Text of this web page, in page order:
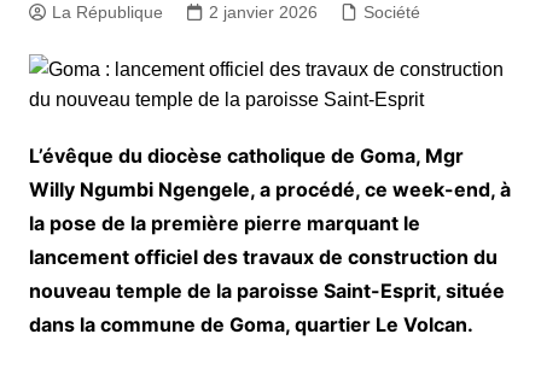
La République 2 janvier 2026 Société
L’évêque du diocèse catholique de Goma, Mgr
Willy Ngumbi Ngengele, a procédé, ce week-end, à
la pose de la première pierre marquant le
lancement officiel des travaux de construction du
nouveau temple de la paroisse Saint-Esprit, située
dans la commune de Goma, quartier Le Volcan.